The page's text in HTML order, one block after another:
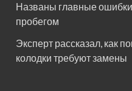
Названы главные
пробегом
Эксперт рассказал, как
колодки требуют замены